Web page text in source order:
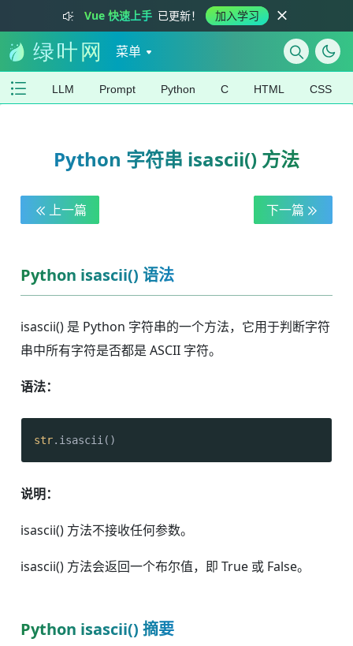
Vue 快速上手 已更新！ 加入学习
菜单
LLM Prompt Python C HTML CSS
Python 字符串 isascii() 方法
上一篇 下一篇
Python isascii() 语法
isascii() 是 Python 字符串的一个方法，它用于判断字符
串中所有字符是否都是 ASCII 字符。
语法：
str.isascii()
说明：
isascii() 方法不接收任何参数。
isascii() 方法会返回一个布尔值，即 True 或 False。
Python isascii() 摘要